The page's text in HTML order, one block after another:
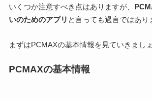
いくつか注意すべき点はありますが、
いのためのアプリ と言っても過言ではあり
まずはPCMAXの基本情報を見ていきまし
PCMAXの基本情報